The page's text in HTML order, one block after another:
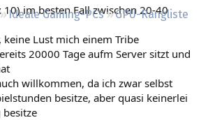
Ideale Gaming-PCs
GPU-Rangliste
10) im besten Fall zwischen 20-40
keine Lust mich einem Tribe
20000 Tage aufm Server sitzt und
willkommen, da ich zwar selbst
besitze, aber quasi keinerlei
besitze